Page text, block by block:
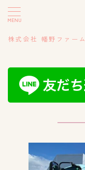
MENU
株式会社 幡野ファーム